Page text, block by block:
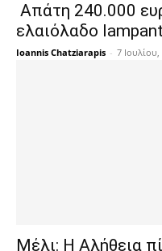
Απάτη 240.000
ελαιόλαδο
Ioannis Chatziarapis - 7 Ιουλίου,
Μέλι: Η Αλήθεια